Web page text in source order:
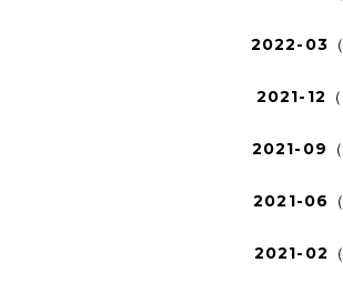
2022-03（
2021-12（
2021-09（
2021-06（
2021-02（